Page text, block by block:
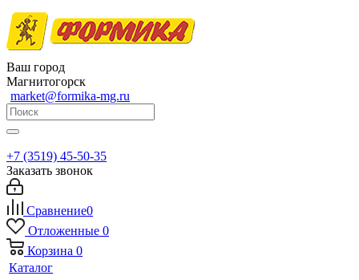
Ваш город
Магнитогорск
market@formika-mg.ru
+7 (3519) 45-50-35
Заказать звонок
Сравнение0
Отложенные 0
Корзина 0
Каталог